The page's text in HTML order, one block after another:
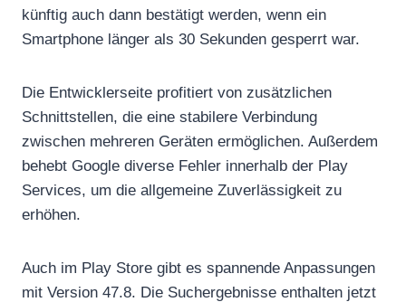
künftig auch dann bestätigt werden, wenn ein
Smartphone länger als 30 Sekunden gesperrt war.
Die Entwicklerseite profitiert von zusätzlichen
Schnittstellen, die eine stabilere Verbindung
zwischen mehreren Geräten ermöglichen. Außerdem
behebt Google diverse Fehler innerhalb der Play
Services, um die allgemeine Zuverlässigkeit zu
erhöhen.
Auch im Play Store gibt es spannende Anpassungen
mit Version 47.8. Die Suchergebnisse enthalten jetzt